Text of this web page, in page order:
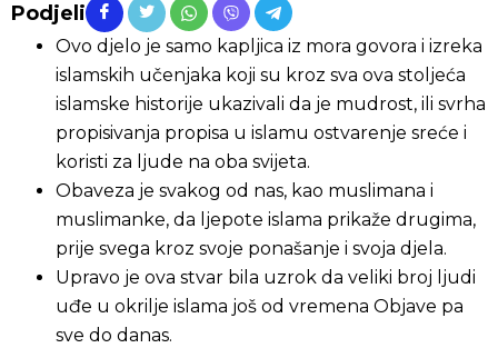
Podjeli
Ovo djelo je samo kapljica iz mora govora i izreka
islamskih učenjaka koji su kroz sva ova stoljeća
islamske historije ukazivali da je mudrost, ili svrha
propisivanja propisa u islamu ostvarenje sreće i
koristi za ljude na oba svijeta.
Obaveza je svakog od nas, kao muslimana i
muslimanke, da ljepote islama prikaže drugima,
prije svega kroz svoje ponašanje i svoja djela.
Upravo je ova stvar bila uzrok da veliki broj ljudi
uđe u okrilje islama još od vremena Objave pa
sve do danas.